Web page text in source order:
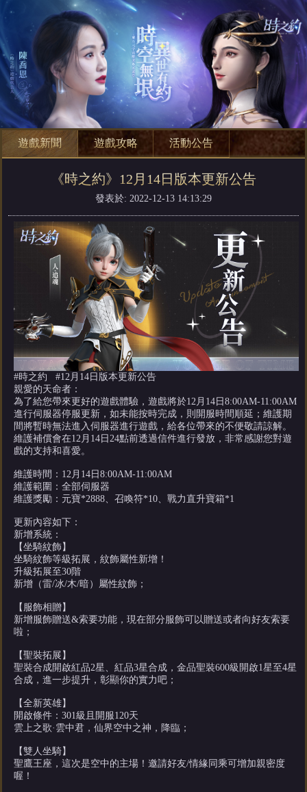
遊戲新聞 遊戲攻略 活動公告
《時之約》12月14日版本更新公告
發表於: 2022-12-13 14:13:29
#時之約 #12月14日版本更新公告
親愛的天命者：
為了給您帶來更好的遊戲體驗，遊戲將於12月14日8:00AM-11:00AM
進行伺服器停服更新，如未能按時完成，則開服時間順延；維護期
間將暫時無法進入伺服器進行遊戲，給各位帶來的不便敬請諒解。
維護補償會在12月14日24點前透過信件進行發放，非常感謝您對遊
戲的支持和喜愛。
維護時間：12月14日8:00AM-11:00AM
維護範圍：全部伺服器
維護獎勵：元寶*2888、召喚符*10、戰力直升寶箱*1
更新內容如下：
新增系統：
【坐騎紋飾】
坐騎紋飾等級拓展，紋飾屬性新增！
升級拓展至30階
新增（雷/冰/木/暗）屬性紋飾；
【服飾相贈】
新增服飾贈送&索要功能，現在部分服飾可以贈送或者向好友索要
啦；
【聖裝拓展】
聖裝合成開啟紅品2星、紅品3星合成，金品聖裝600級開啟1星至4星
合成，進一步提升，彰顯你的實力吧；
【全新英雄】
開啟條件：301級且開服120天
雲上之歌·雲中君，仙界空中之神，降臨；
【雙人坐騎】
聖鷹王座，這次是空中的主場！邀請好友/情緣同乘可增加親密度
喔！